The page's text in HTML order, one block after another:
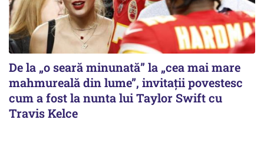
De la „o seară minunată” la „cea mai mare
mahmureală din lume”, invitații povestesc
cum a fost la nunta lui Taylor Swift cu
Travis Kelce